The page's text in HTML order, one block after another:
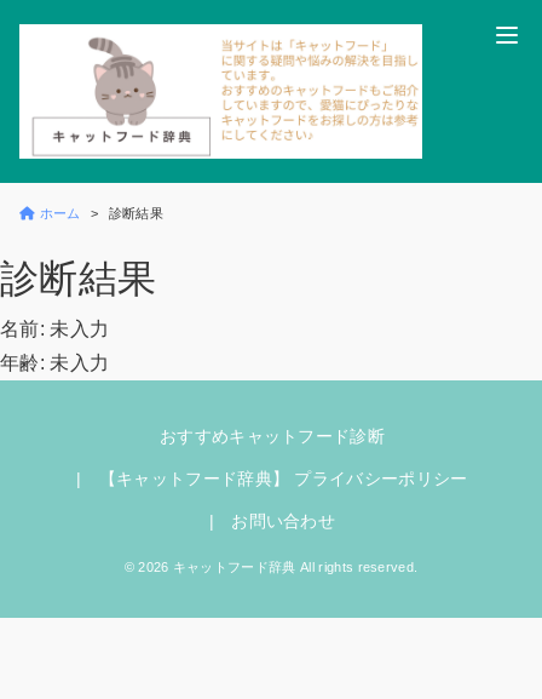
ホーム 診断結果
診断結果
名前: 未入力
年齢: 未入力
おすすめキャットフード診断
【キャットフード辞典】 プライバシーポリシー
お問い合わせ
© 2026 キャットフード辞典 All rights reserved.